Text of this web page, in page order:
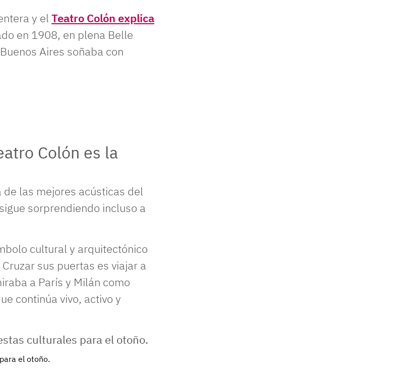
y el Teatro Colón explica
en 1908, en plena Belle
Aires soñaba con
Colón es la
las mejores acústicas del
sorprendiendo incluso a
cultural y arquitectónico
sus puertas es viajar a
a París y Milán como
continúa vivo, activo y
el otoño.